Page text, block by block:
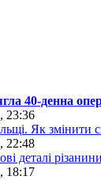
40-денна
23:36
Як змінити
22:48
деталі різанини
18:17